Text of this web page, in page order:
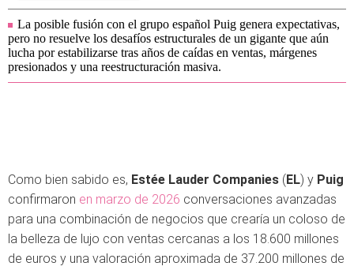
La posible fusión con el grupo español Puig genera expectativas,
pero no resuelve los desafíos estructurales de un gigante que aún
lucha por estabilizarse tras años de caídas en ventas, márgenes
presionados y una reestructuración masiva.
Como bien sabido es, Estée Lauder Companies (EL) y Puig
confirmaron en marzo de 2026 conversaciones avanzadas
para una combinación de negocios que crearía un coloso de
la belleza de lujo con ventas cercanas a los 18.600 millones
de euros y una valoración aproximada de 37.200 millones de